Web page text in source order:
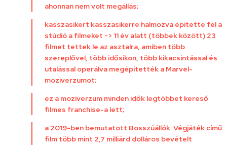
ahonnan nem volt megállás;
kasszasikert kasszasikerre halmozva építette fel a
stúdió a filmeket -> 11 év alatt (többek között) 23
filmet tettek le az asztalra, amiben több
szereplővel, több idősíkon, több kikacsintással és
utalással operálva megépítették a Marvel-
moziverzumot;
ez a moziverzum minden idők legtöbbet kereső
filmes franchise-a lett;
a 2019-ben bemutatott Bosszúállók: Végjáték című
film több mint 2,7 milliárd dolláros bevételt